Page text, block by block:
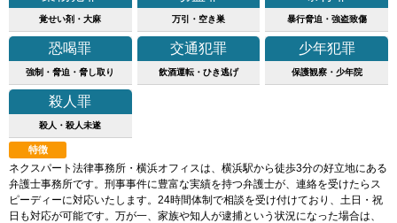
覚せい剤・大麻 万引・空き巣 暴行脅迫・強盗致傷
恐喝罪
強制・脅迫・脅し取り
交通犯罪
飲酒運転・ひき逃げ
少年犯罪
保護観察・少年院
殺人罪
殺人・殺人未遂
特徴
ネクスパート法律事務所・横浜オフィスは、横浜駅から徒歩3分の好立地にある
弁護士事務所です。刑事事件に豊富な実績を持つ弁護士が、連絡を受けたらス
ピーディーに対応いたします。24時間体制で相談を受け付けており、土日・祝
日も対応が可能です。万が一、家族や知人が逮捕という状況になった場合は、